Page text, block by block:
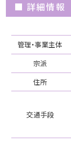
■ 詳細情報
管理・事業主体
宗派
住所
交通手段